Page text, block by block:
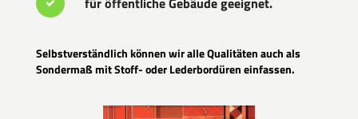
Selbstverständlich können wir alle Qualitäten auch als
Sondermaß mit Stoff- oder Lederbordüren einfassen.